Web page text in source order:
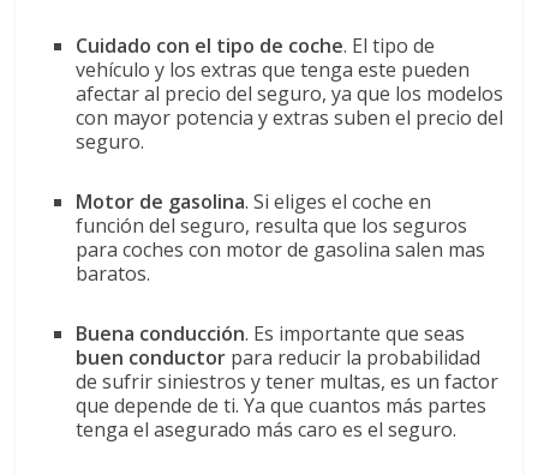
Cuidado con el tipo de coche. El tipo de
vehículo y los extras que tenga este pueden
afectar al precio del seguro, ya que los modelos
con mayor potencia y extras suben el precio del
seguro.
Motor de gasolina. Si eliges el coche en
función del seguro, resulta que los seguros
para coches con motor de gasolina salen mas
baratos.
Buena conducción. Es importante que seas
buen conductor para reducir la probabilidad
de sufrir siniestros y tener multas, es un factor
que depende de ti. Ya que cuantos más partes
tenga el asegurado más caro es el seguro.